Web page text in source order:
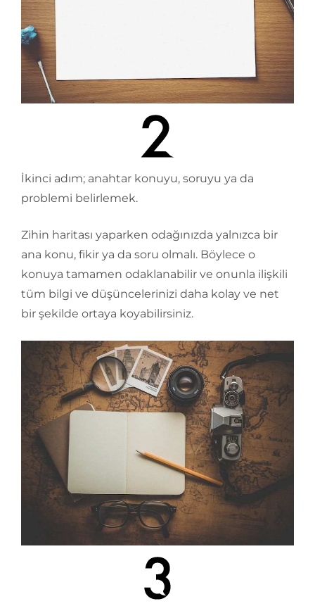
İkinci adım; anahtar konuyu, soruyu ya da
problemi belirlemek.
Zihin haritası yaparken odağınızda yalnızca bir
ana konu, fikir ya da soru olmalı. Böylece o
konuya tamamen odaklanabilir ve onunla ilişkili
tüm bilgi ve düşüncelerinizi daha kolay ve net
bir şekilde ortaya koyabilirsiniz.